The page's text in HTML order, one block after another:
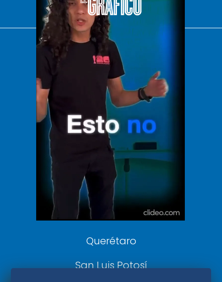
El Universal
Vive USA
Clase
De 10 sports
DeDinero
Confabulario
Aviso Oportuno
Consultas
Querétaro
San Luis Potosí